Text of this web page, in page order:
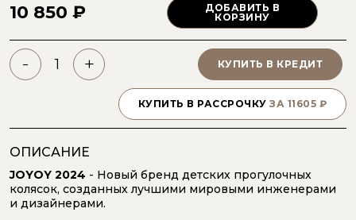
10 850 ₽
ДОБАВИТЬ В
КОРЗИНУ
- + КУПИТЬ В КРЕДИТ
КУПИТЬ В РАССРОЧКУ ЗА 11605 ₽
ОПИСАНИЕ
JOYOY 2024 - Новый бренд детских прогулочных
колясок, созданных лучшими мировыми инженерами
и дизайнерами.